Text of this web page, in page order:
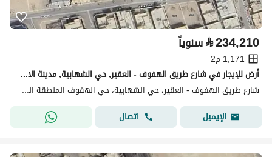
⃁234,210 سنوياً
1,171 م2
أرض للإيجار في شارع طريق الهفوف - العقير, حي الشهابية, مدينة الاحساء, المنطقة الشرقية
شارع طريق الهفوف - العقير، حي الشهابية، حي الهفوف المنطقة الشرقية، الأحساء
الإيميل
اتصال